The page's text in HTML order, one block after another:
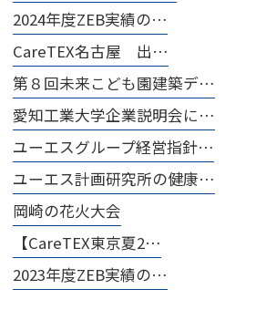
2024年度ZEB実績の…
CareTEX名古屋 出…
第８回未来こども園建築デ…
愛知工業大学企業説明会に…
ユーエスグループ経営指針…
ユーエス計画研究所の健康…
岡崎の花火大会
【CareTEX東京夏2…
2023年度ZEB実績の…